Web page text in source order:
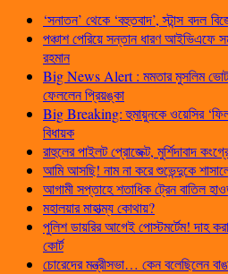
‘সনাতন’ থেকে ‘বহুতবাদ’, স্টান্স বদল
পঞ্চাশ পেরিয়ে সন্তান ধারণ
রহমান
Big News Alert : মমতার মুসলিম
ফেললেন প্রিয়ঙ্কা
Big Breaking: হুমায়ুনকে ওয়েসির
বিধায়ক
রাহুলের পাইলট প্রোজেক্ট, মুর্শিদাবাদ
আমি আসছি! নাম না করে শুভেন্দুকে
আগামী সপ্তাহে শতাধিক ট্রেন বাতিল
মহালয়ার মাহাত্ম্য কোথায়?
পুলিশ ডায়রির আগেই পোস্টমর্টেম! দাহ
কোর্ট
চোরেদের মন্ত্রীসভা… কেন বলেছিলেন